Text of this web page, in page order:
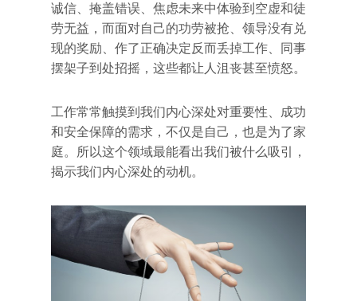
诚信、掩盖错误、焦虑未来中体验到空虚和徒
劳无益，而面对自己的功劳被抢、领导没有兑
现的奖励、作了正确决定反而丢掉工作、同事
摆架子到处招摇，这些都让人沮丧甚至愤怒。
工作常常触摸到我们内心深处对重要性、成功
和安全保障的需求，不仅是自己，也是为了家
庭。所以这个领域最能看出我们被什么吸引，
揭示我们内心深处的动机。